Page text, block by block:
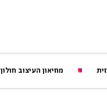
מוזיאון העיצוב חולון